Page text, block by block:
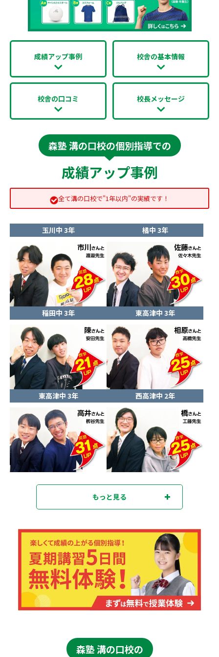
成績アップ事例 校舎の基本情報
校舎の口コミ 校長メッセージ
森塾 溝の口校の個別指導での
成績アップ事例
全て溝の口校で"1年以内"の実績です！
玉川中 3年 橘中 3年
稲田中 3年 東高津中 3年
東高津中 3年 西高津中 2年
もっと見る
森塾 溝の口校の